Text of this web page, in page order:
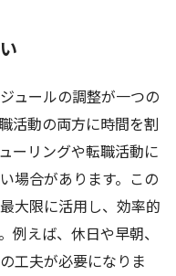
ュールの調整が一つの
活動の両方に時間を割
ーリングや転職活動に
場合があります。この
大限に活用し、効率的
例えば、休日や早朝、
工夫が必要になりま